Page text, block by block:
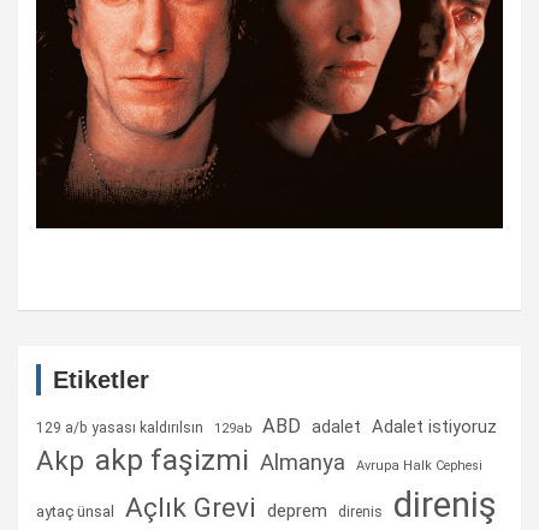
Etiketler
129 a/b yasası kaldırılsın 129ab ABD adalet Adalet istiyoruz
Akp akp faşizmi Almanya Avrupa Halk Cephesi
aytaç ünsal Açlık Grevi deprem direnis direniş